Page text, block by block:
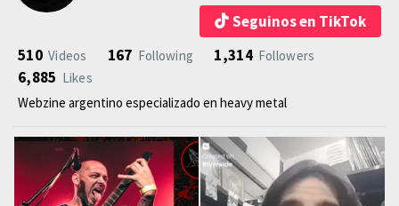
Seguinos en TikTok
510 Videos 167 Following 1,314 Followers
6,885 Likes
Webzine argentino especializado en heavy metal